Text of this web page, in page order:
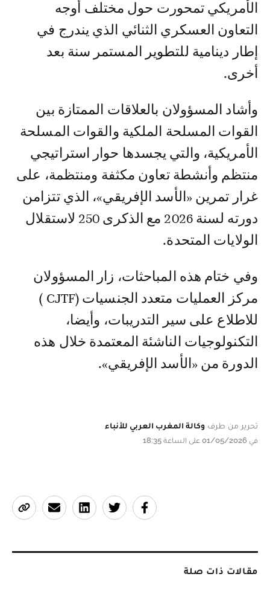
الأمريكي تمحورت حول مختلف أوجه
التعاون العسكري الثنائي الذي يندرج في
إطار دينامية للتطوير المستمر سنة بعد
أخرى.
وأشاد المسؤولان بالعلاقات الممتازة بين
القوات المسلحة الملكية والقوات المسلحة
الأمريكية، والتي يجسدها حوار استراتيجي
منتظم وأنشطة تعاون مكثفة ومنتظمة، على
غرار تمرين «الأسد الإفريقي»، الذي تتزامن
دورته لسنة 2026 مع الذكرى 250 لاستقلال
الولايات المتحدة.
وفي ختام هذه المباحثات، زار المسؤولان
مركز العمليات متعدد الجنسيات (CJTF )
للاطلاع على سير التدريبات، وأيضا،
التكنولوجيات الناشئة المعتمدة خلال هذه
الدورة من «الأسد الإفريقي».
تحرير من طرف وكالة المغرب العربي للأنباء
في 01/05/2026 على الساعة 18:35
مقالات ذات صلة